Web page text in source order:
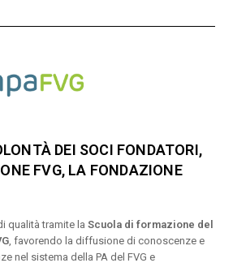
DEI SOCI FONDATORI,
FVG, LA FONDAZIONE
qualità tramite laScuola di formazione del
, favorendo la diffusione di conoscenze e
nel sistema della PA del FVG e